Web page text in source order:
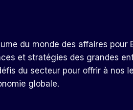
du monde des affaires pour
et stratégies des grandes
du secteur pour offrir à nos
globale.